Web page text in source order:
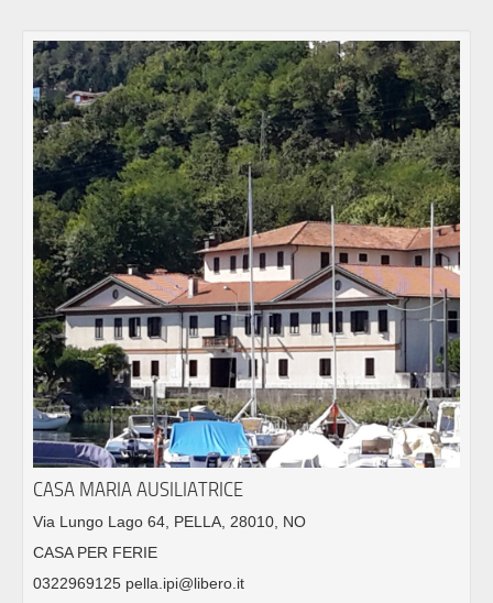
CASA MARIA AUSILIATRICE
Via Lungo Lago 64, PELLA, 28010, NO
CASA PER FERIE
0322969125 pella.ipi@libero.it